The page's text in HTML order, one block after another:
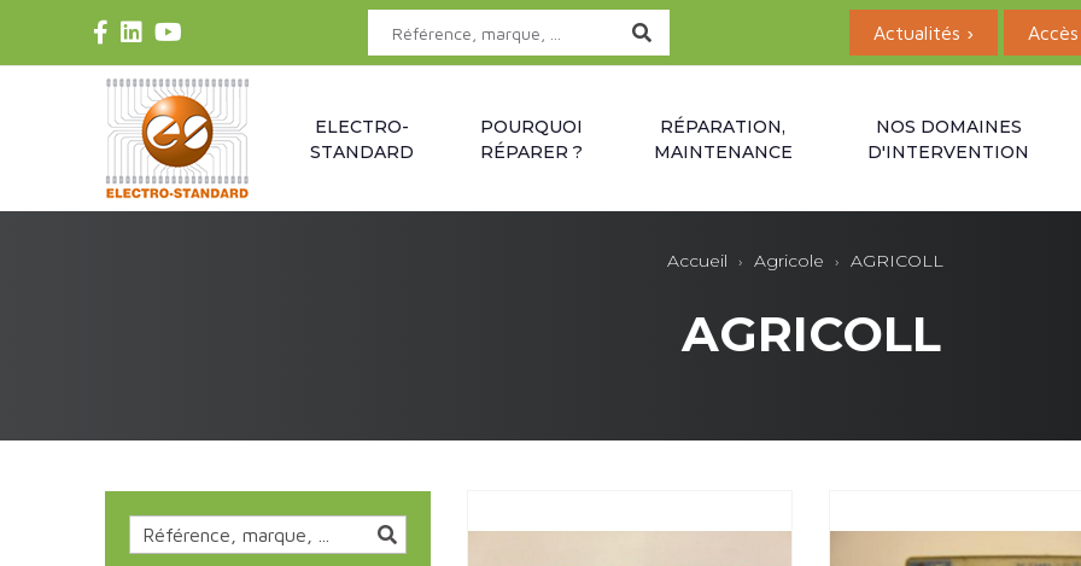
Actualités ›
ELECTRO-
STANDARD
POURQUOI
RÉPARER ?
RÉPARATION,
MAINTENANCE
NOS DOMAINES
D'INTERVENTION
Accueil Agricole AGRICOLL
AGRICOLL